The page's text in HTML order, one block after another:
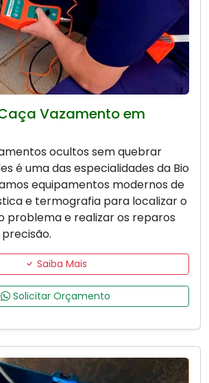
Vazamento em
ocultos sem quebrar
é uma das especialidades da Bio
equipamentos modernos de
e termografia para localizar o
problema e realizar os reparos
Saiba Mais
Solicitar Orçamento